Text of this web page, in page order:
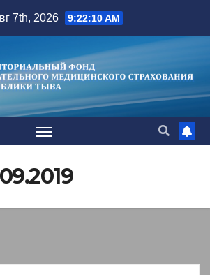
7th, 2026 9:22:10 AM